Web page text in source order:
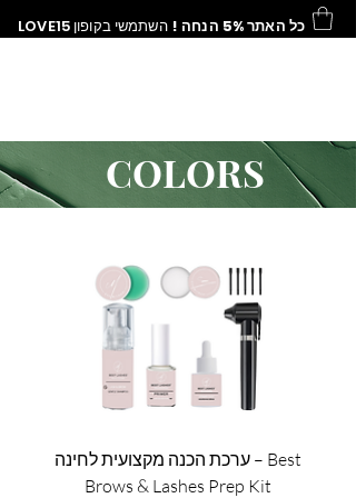
LOVE15 כל האתר 5% הנחה ! השתמשי בקופון
COLORS
ערכת הכנה מקצועית לחינה – Best
Brows & Lashes Prep Kit